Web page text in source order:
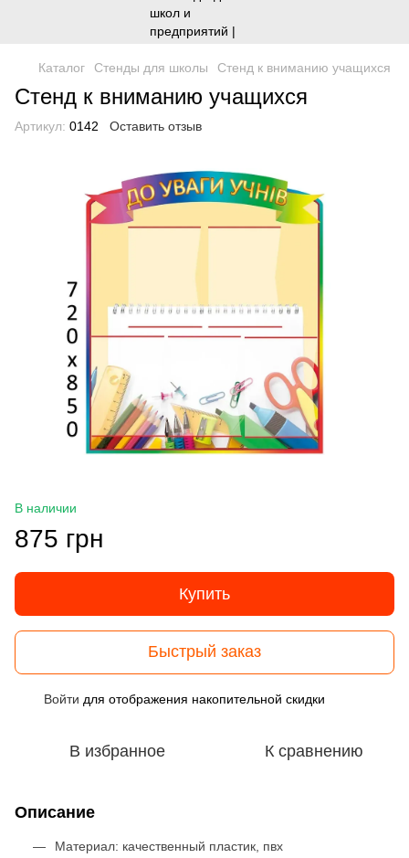
Каталог Стенды для школы Стенд к вниманию учащихся
Стенд к вниманию учащихся
Артикул: 0142 Оставить отзыв
В наличии
875 грн
Купить
Быстрый заказ
Войти для отображения накопительной скидки
В избранное К сравнению
Описание
Материал: качественный пластик, пвх